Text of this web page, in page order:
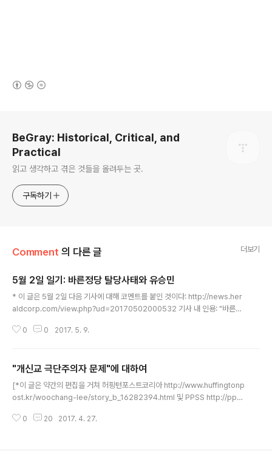
BeGray: Historical, Critical, and
Practical
읽고 생각하고 겪은 것들을 올려두는 곳.
구독하기
Comment 의 다른 글 더보기
5월 2일 일기: 바른정당 탈당사태와 유승민
* 이 글은 5월 2일 다음 기사에 대해 코멘트를 붙인 것이다: http://news.her
aldcorp.com/view.php?ud=20170502000532 기사 내 인용: "바른정
와 후보 단일화 무산을 명분으로 내세운 이들의 결단이 5ㆍ9 대선을 일주일 앞
국당은 107명으로 는다. 바른정당 의원들은 이날 오전 국회에서 기자회견을 열
고 “바른정당을 탈당하는 우리는 이제 홍 후보와 보수 집권을 위해 최선을 노력
을 다하겠다”고 선언했다. 전날 홍 후보와 심야 회동을 갖고 지..
0 0 2017. 5. 9.
"개신교 극단주의자 문제"에 대하여
[*이 글은 약간의 편집을 거쳐 허핑턴포스트코리아 http://www.huffingtonp
ost.kr/woochang-lee/story_b_16282394.html 및 PPSS http://pps
후보가 민주공화국의 토대를 부식시키는 끔찍한 발언을 하는 광경을 보고 기분
0 20 2017. 4. 27.